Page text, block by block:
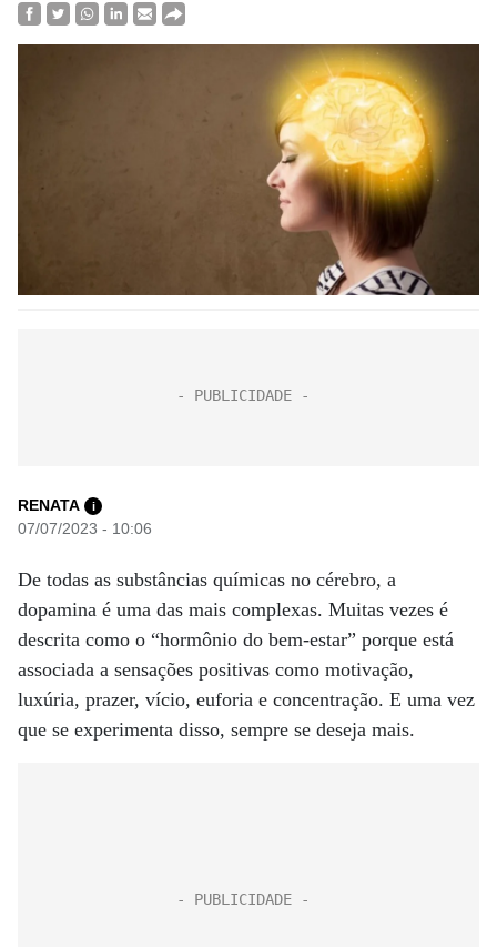
RENATA i
07/07/2023 - 10:06
De todas as substâncias químicas no cérebro, a
dopamina é uma das mais complexas. Muitas vezes é
descrita como o “hormônio do bem-estar” porque está
associada a sensações positivas como motivação,
luxúria, prazer, vício, euforia e concentração. E uma vez
que se experimenta disso, sempre se deseja mais.